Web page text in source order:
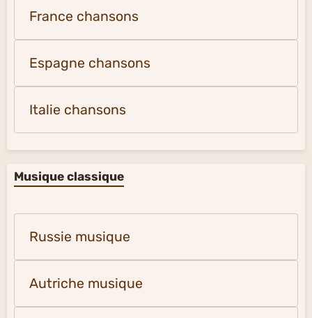
France chansons
Espagne chansons
Italie chansons
Musique classique
Russie musique
Autriche musique